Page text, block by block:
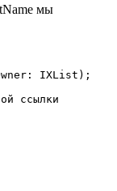
мы
IXList);
ссылки